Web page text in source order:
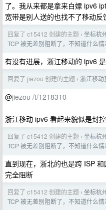
了。我从来都是拿来白嫖 ipv6
宽带是别人送的也找不了移动反
回复了 c15412 创建的主题 › 坐标杭
TCP 被无差别阻断了，不知道什么情
有没有进展，浙江移动的 ipv6
回复了 jiezou 创建的主题 › 浙江移动
@jiezou /t/1218310
浙江移动 ipv6 看起来貌似是封
回复了 c15412 创建的主题 › 坐标杭
TCP 被无差别阻断了，不知道什么情
直到现在，浙北的也是跨 ISP
完全阻断
回复了 c15412 创建的主题 › 坐标杭
TCP 被无差别阻断了，不知道什么情